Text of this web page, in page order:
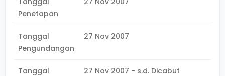
Tanggal
Penetapan
27 Nov 2007
Tanggal
Pengundangan
27 Nov 2007
Tanggal
27 Nov 2007 - s.d. Dicabut